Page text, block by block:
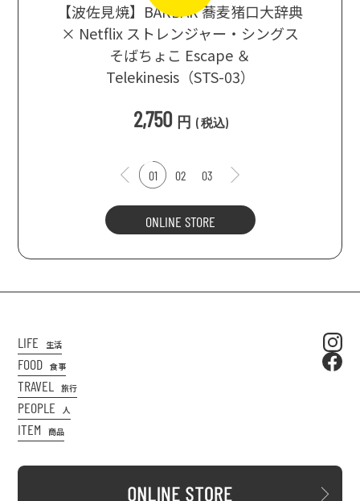
【波佐見焼】BARBAR 蕎麦猪口大辞典
× Netflix ストレンジャー・シングス
そばちょこ Escape ＆
Telekinesis（STS-03）
2,750 円 (税込)
01 02 03
ONLINE STORE
LIFE 生活
FOOD 食事
TRAVEL 旅行
PEOPLE 人
ITEM 商品